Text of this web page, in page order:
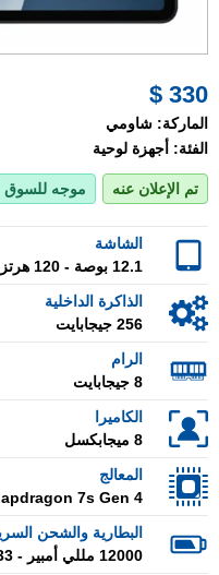
330 $
الماركة: شاومي
الفئة: أجهزة لوحية
تم الإعلان عنه موجه للسوق
الشاشة
12.1 بوصة - 120 هرتز - IPS LCD
الذاكرة الداخلية
256 جيجابايت
الرام
8 جيجابايت
الكاميرا
8 ميجابكسل
المعالج
7s Gen 4
البطارية والشحن
12000 مللي أمبير - 33 واط